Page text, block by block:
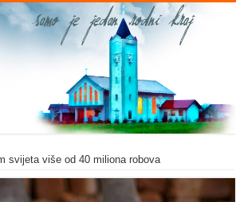
svijeta više od 40 miliona robova